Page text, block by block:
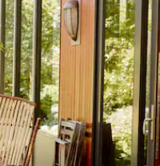
kwa kugusa au